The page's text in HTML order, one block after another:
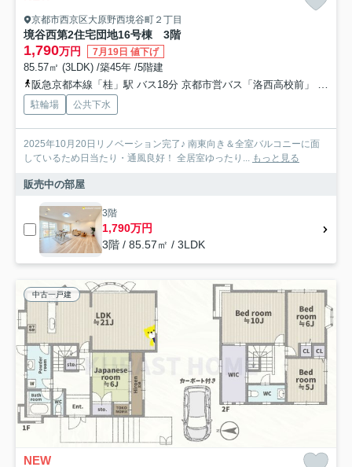
京都市西京区大原野西境谷町２丁目
境谷西第2住宅団地16号棟 3階
1,790万円 7月19日 値下げ
85.57㎡ (3LDK) /築45年 /5階建
阪急京都本線「桂」駅 バス18分 京都市営バス「洛西高校前」 停歩2分
駐輪場 公共下水
2025年10月20日リノベーション完了♪ 南東向き＆全室バルコニーに面
しているため日当たり・通風良好！ 全居室ゆったり... もっと見る
販売中の部屋
3階
1,790万円
3階 / 85.57㎡ / 3LDK
中古一戸建
NEW